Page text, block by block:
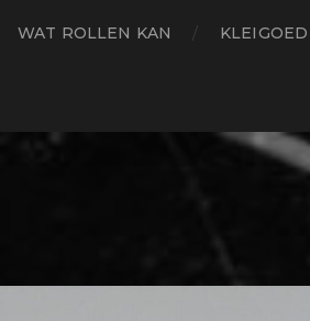
WAT ROLLEN KAN KLEIGOED